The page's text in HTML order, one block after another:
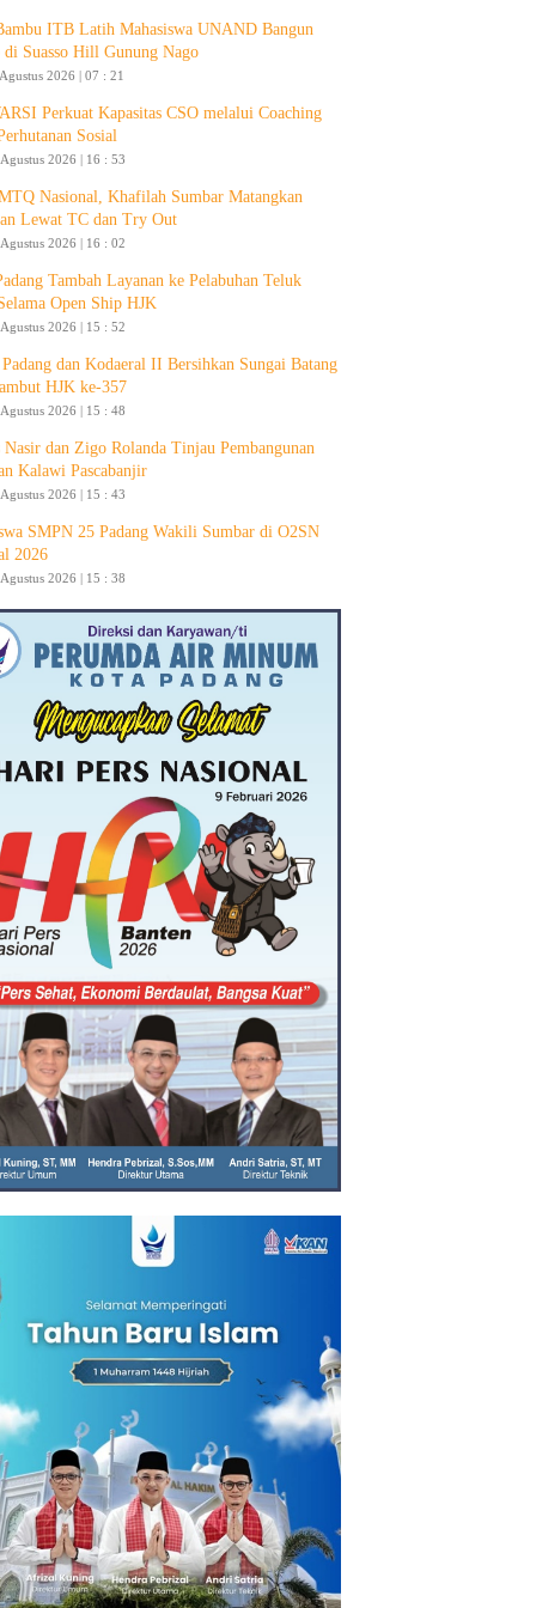
ITB Latih Mahasiswa UNAND Bangun
di Suasso Hill Gunung Nago
2026 | 07 : 21
Perkuat Kapasitas CSO melalui Coaching
Sosial
2026 | 16 : 53
Nasional, Khafilah Sumbar Matangkan
Lewat TC dan Try Out
2026 | 16 : 02
Tambah Layanan ke Pelabuhan Teluk
Open Ship HJK
2026 | 15 : 52
dan Kodaeral II Bersihkan Sungai Batang
HJK ke-357
2026 | 15 : 48
Nasir dan Zigo Rolanda Tinjau Pembangunan
Kalawi Pascabanjir
2026 | 15 : 43
SMPN 25 Padang Wakili Sumbar di O2SN
2026
2026 | 15 : 38